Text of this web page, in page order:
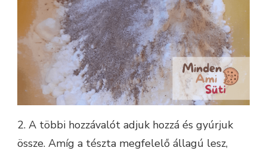
2. A többi hozzávalót adjuk hozzá és gyúrjuk
össze. Amíg a tészta megfelelő állagú lesz,